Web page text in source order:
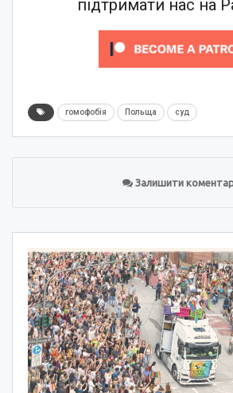
підтримати нас на
гомофобія Польща суд
Залишити